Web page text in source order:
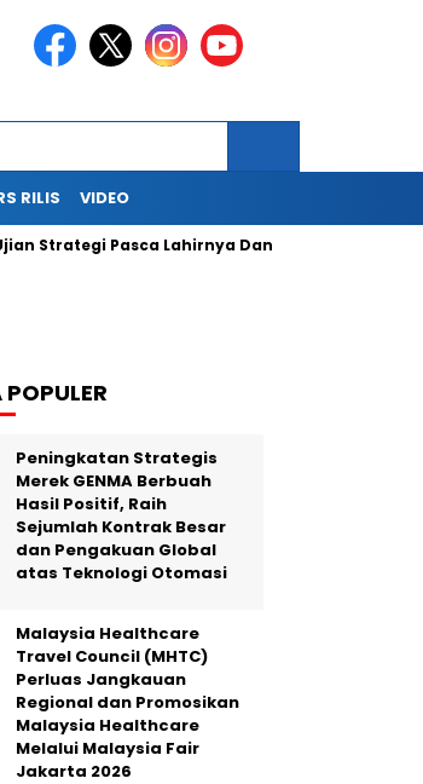
RILIS VIDEO
Pasca Lahirnya Danantara
POPULER
Peningkatan Strategis
Merek GENMA Berbuah
Hasil Positif, Raih
Sejumlah Kontrak Besar
dan Pengakuan Global
atas Teknologi Otomasi
Malaysia Healthcare
Travel Council (MHTC)
Perluas Jangkauan
Regional dan Promosikan
Malaysia Healthcare
Melalui Malaysia Fair
Jakarta 2026